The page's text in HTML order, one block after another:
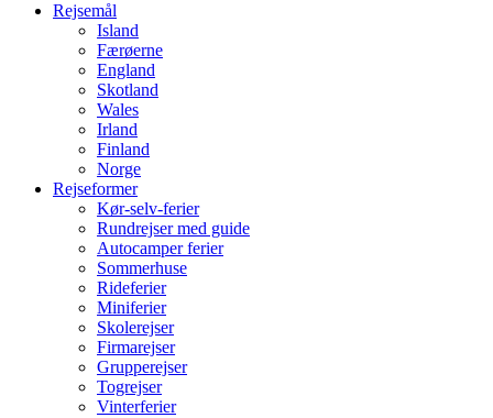
Rejsemål
Island
Færøerne
England
Skotland
Wales
Irland
Finland
Norge
Rejseformer
Kør-selv-ferier
Rundrejser med guide
Autocamper ferier
Sommerhuse
Rideferier
Miniferier
Skolerejser
Firmarejser
Grupperejser
Togrejser
Vinterferier